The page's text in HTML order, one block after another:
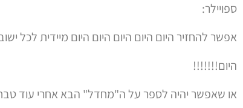
ספויילר:
אפשר להחזיר היום היום היום היום היום מיידית לכל
היום!!!!!!!
או שאפשר יהיה לספר על ה"מחדל" הבא אחרי עוד טבח